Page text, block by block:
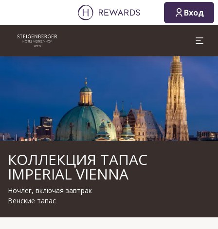
Вход
КОЛЛЕКЦИЯ ТАПАС
IMPERIAL VIENNA
Ночлег, включая завтрак
Венские тапас